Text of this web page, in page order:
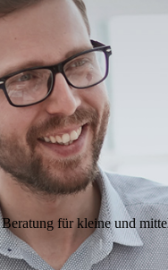
Beratung für kleine und